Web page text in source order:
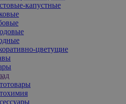
капустные
цветущие